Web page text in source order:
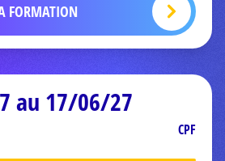
FORMATION
au 17/06/27
CPF